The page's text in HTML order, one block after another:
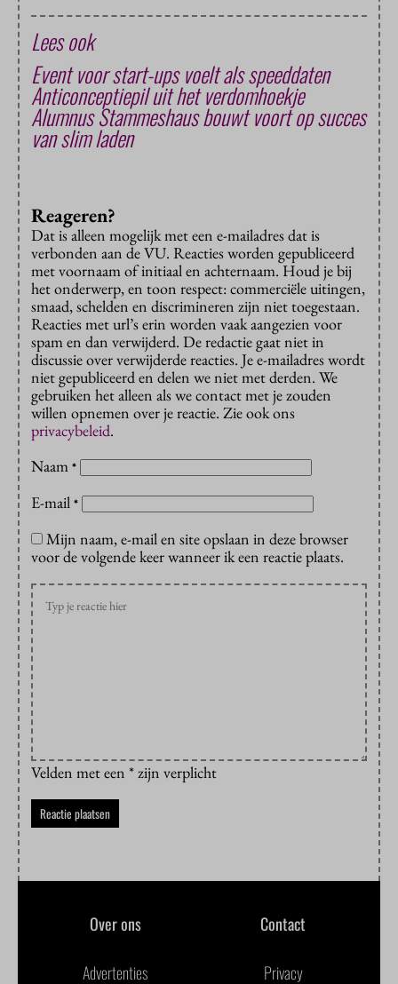
Lees ook
Event voor start-ups voelt als speeddaten
Anticonceptiepil uit het verdomhoekje
Alumnus Stammeshaus bouwt voort op succes
van slim laden
Reageren?
Dat is alleen mogelijk met een e-mailadres dat is
verbonden aan de VU. Reacties worden gepubliceerd
met voornaam of initiaal en achternaam. Houd je bij
het onderwerp, en toon respect: commerciële uitingen,
smaad, schelden en discrimineren zijn niet toegestaan.
Reacties met url’s erin worden vaak aangezien voor
spam en dan verwijderd. De redactie gaat niet in
discussie over verwijderde reacties. Je e-mailadres wordt
niet gepubliceerd en delen we niet met derden. We
gebruiken het alleen als we contact met je zouden
willen opnemen over je reactie. Zie ook ons
privacybeleid.
Naam *
E-mail *
Mijn naam, e-mail en site opslaan in deze browser
voor de volgende keer wanneer ik een reactie plaats.
Velden met een * zijn verplicht
Over ons Contact
Advertenties Privacy